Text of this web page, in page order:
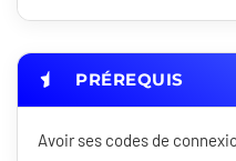
PRÉREQUIS
Avoir ses codes de